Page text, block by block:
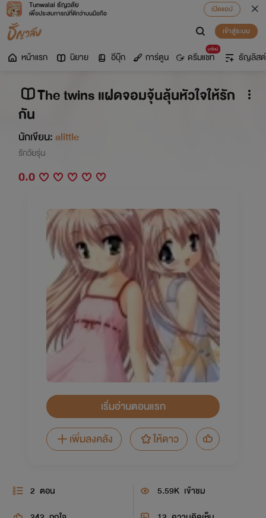
Tunwalai ธัญวลัย
เพื่อประสบการณ์ที่ดีกว่าบนมือถือ
เปิดแอป
เข้าสู่ระบบ
หน้าแรก นิยาย อีบุ๊ก การ์ตูน
มาใหม่
ดรีมแชท ธัญลิสต์
The twins แฝดจอมจุ้นลุ้นหัวใจให้รัก
กัน
นักเขียน:alittle
รักวัยรุ่น
0.0
เริ่มอ่านตอนแรก
เพิ่มลงคลัง
ให้ดาว
2 ตอน 5.59K เข้าชม